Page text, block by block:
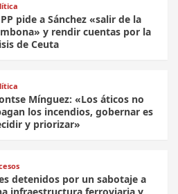
pide a Sánchez «salir de la
y rendir cuentas por la
de Ceuta
Mínguez: «Los áticos no
los incendios, gobernar es
y priorizar»
detenidos por un sabotaje a